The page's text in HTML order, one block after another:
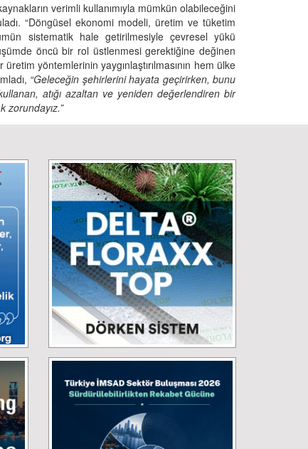
verimli kullanımıyla mümkün olabileceğini
“Döngüsel ekonomi modeli, üretim ve tüketim
sistematik hale getirilmesiyle çevresel yükü
öncü bir rol üstlenmesi gerektiğine değinen
yöntemlerinin yaygınlaştırılmasının hem ülke
“Geleceğin şehirlerini hayata geçirirken, bunu
atığı azaltan ve yeniden değerlendiren bir